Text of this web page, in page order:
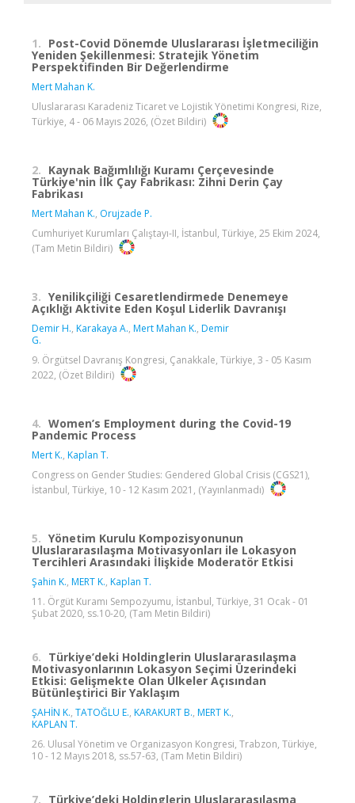
1. Post-Covid Dönemde Uluslararası İşletmeciliğin
Yeniden Şekillenmesi: Stratejik Yönetim
Perspektifinden Bir Değerlendirme
Mert Mahan K.
Uluslararası Karadeniz Ticaret ve Lojistik Yönetimi Kongresi, Rize,
Türkiye, 4 - 06 Mayıs 2026, (Özet Bildiri)
2. Kaynak Bağımlılığı Kuramı Çerçevesinde
Türkiye'nin İlk Çay Fabrikası: Zihni Derin Çay
Fabrikası
Mert Mahan K., Orujzade P.
Cumhuriyet Kurumları Çalıştayı-II, İstanbul, Türkiye, 25 Ekim 2024,
(Tam Metin Bildiri)
3. Yenilikçiliği Cesaretlendirmede Denemeye
Açıklığı Aktivite Eden Koşul Liderlik Davranışı
Demir H., Karakaya A., Mert Mahan K., Demir
G.
9. Örgütsel Davranış Kongresi, Çanakkale, Türkiye, 3 - 05 Kasım
2022, (Özet Bildiri)
4. Women’s Employment during the Covid-19
Pandemic Process
Mert K., Kaplan T.
Congress on Gender Studies: Gendered Global Crisis (CGS21),
İstanbul, Türkiye, 10 - 12 Kasım 2021, (Yayınlanmadı)
5. Yönetim Kurulu Kompozisyonunun
Uluslararasılaşma Motivasyonları ile Lokasyon
Tercihleri Arasındaki İlişkide Moderatör Etkisi
Şahin K., MERT K., Kaplan T.
11. Örgüt Kuramı Sempozyumu, İstanbul, Türkiye, 31 Ocak - 01
Şubat 2020, ss.10-20, (Tam Metin Bildiri)
6. Türkiye’deki Holdinglerin Uluslararasılaşma
Motivasyonlarının Lokasyon Seçimi Üzerindeki
Etkisi: Gelişmekte Olan Ülkeler Açısından
Bütünleştirici Bir Yaklaşım
ŞAHİN K., TATOĞLU E., KARAKURT B., MERT K.,
KAPLAN T.
26. Ulusal Yönetim ve Organizasyon Kongresi, Trabzon, Türkiye,
10 - 12 Mayıs 2018, ss.57-63, (Tam Metin Bildiri)
7. Türkiye’deki Holdinglerin Uluslararasılaşma